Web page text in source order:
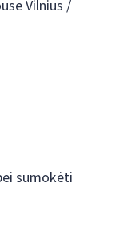
Vilnius /
sumokėti